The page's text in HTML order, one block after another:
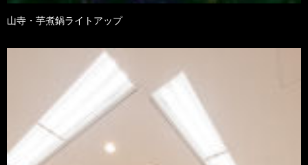
山寺・芋煮鍋ライトアップ